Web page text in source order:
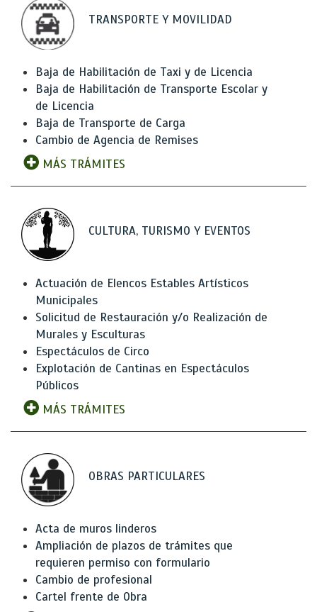
TRANSPORTE Y MOVILIDAD
Baja de Habilitación de Taxi y de Licencia
Baja de Habilitación de Transporte Escolar y
de Licencia
Baja de Transporte de Carga
Cambio de Agencia de Remises
MÁS TRÁMITES
CULTURA, TURISMO Y EVENTOS
Actuación de Elencos Estables Artísticos
Municipales
Solicitud de Restauración y/o Realización de
Murales y Esculturas
Espectáculos de Circo
Explotación de Cantinas en Espectáculos
Públicos
MÁS TRÁMITES
OBRAS PARTICULARES
Acta de muros linderos
Ampliación de plazos de trámites que
requieren permiso con formulario
Cambio de profesional
Cartel frente de Obra